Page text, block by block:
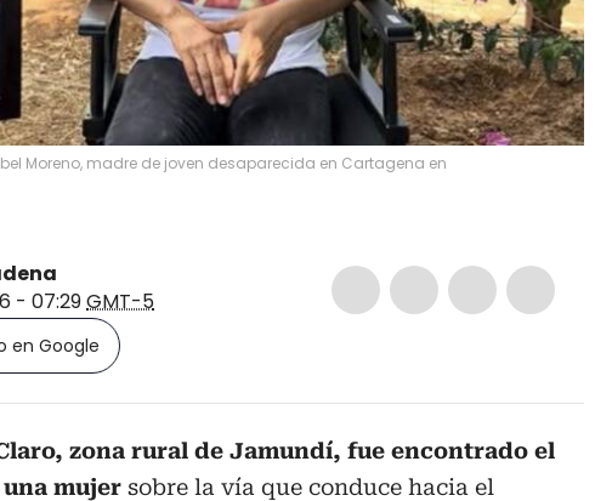
Moreno, madre de joven desaparecida en Cartagena en
- 07:29GMT-5
en Google
zona rural de Jamundí, fue encontrado el
mujer sobre la vía que conduce hacia el